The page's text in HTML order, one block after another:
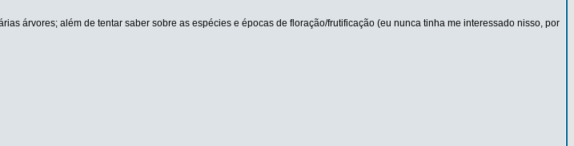
árvores; além de tentar saber sobre as espécies e épocas de floração/frutificação (eu nunca tinha me interessado nisso, por